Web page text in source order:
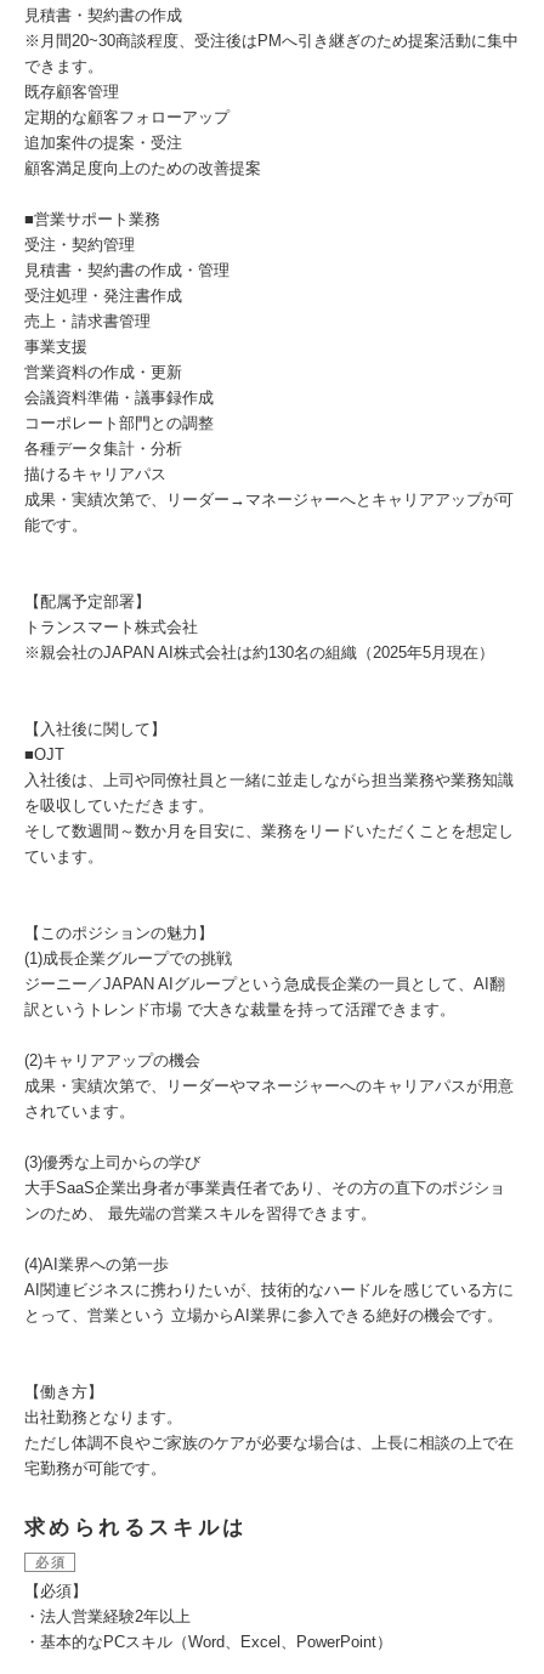
見積書・契約書の作成
※月間20~30商談程度、受注後はPMへ引き継ぎのため提案活動に集中
できます。
既存顧客管理
定期的な顧客フォローアップ
追加案件の提案・受注
顧客満足度向上のための改善提案
■営業サポート業務
受注・契約管理
見積書・契約書の作成・管理
受注処理・発注書作成
売上・請求書管理
事業支援
営業資料の作成・更新
会議資料準備・議事録作成
コーポレート部門との調整
各種データ集計・分析
描けるキャリアパス
成果・実績次第で、リーダー→マネージャーへとキャリアアップが可
能です。
【配属予定部署】
トランスマート株式会社
※親会社のJAPAN AI株式会社は約130名の組織（2025年5月現在）
【入社後に関して】
■OJT
入社後は、上司や同僚社員と一緒に並走しながら担当業務や業務知識
を吸収していただきます。
そして数週間～数か月を目安に、業務をリードいただくことを想定し
ています。
【このポジションの魅力】
(1)成長企業グループでの挑戦
ジーニー／JAPAN AIグループという急成長企業の一員として、AI翻
訳というトレンド市場 で大きな裁量を持って活躍できます。
(2)キャリアアップの機会
成果・実績次第で、リーダーやマネージャーへのキャリアパスが用意
されています。
(3)優秀な上司からの学び
大手SaaS企業出身者が事業責任者であり、その方の直下のポジショ
ンのため、 最先端の営業スキルを習得できます。
(4)AI業界への第一歩
AI関連ビジネスに携わりたいが、技術的なハードルを感じている方に
とって、営業という 立場からAI業界に参入できる絶好の機会です。
【働き方】
出社勤務となります。
ただし体調不良やご家族のケアが必要な場合は、上長に相談の上で在
宅勤務が可能です。
求められるスキルは
必須
【必須】
・法人営業経験2年以上
・基本的なPCスキル（Word、Excel、PowerPoint）